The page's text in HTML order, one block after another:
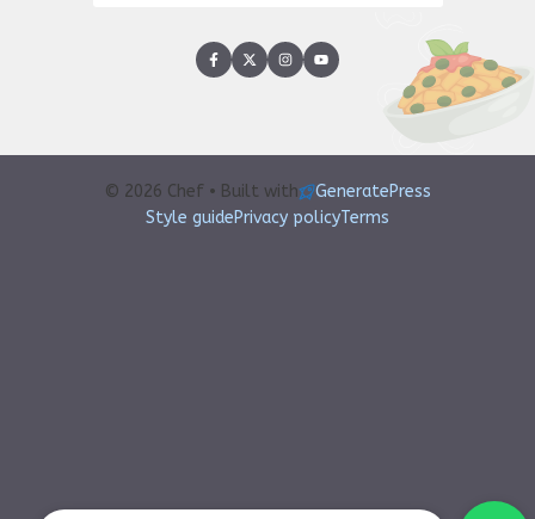
© 2026 Chef • Built with
GeneratePress
Style guidePrivacy policyTerms